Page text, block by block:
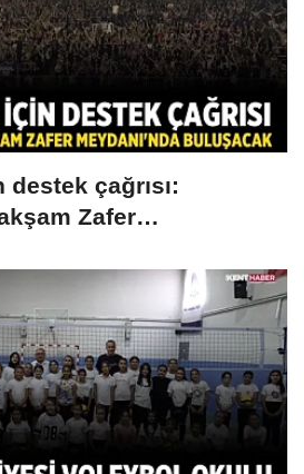
çağrısı:
Zafer